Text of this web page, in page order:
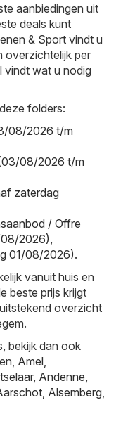
aanbiedingen uit
deals kunt
& Sport vindt u
overzichtelijk per
vindt wat u nodig
folders:
08/2026 t/m
08/2026 t/m
zaterdag
/ Offre
2026)
01/08/2026).
vanuit huis en
beste prijs krijgt
overzicht
bekijk dan ook
Amel
, Andenne
Alsemberg